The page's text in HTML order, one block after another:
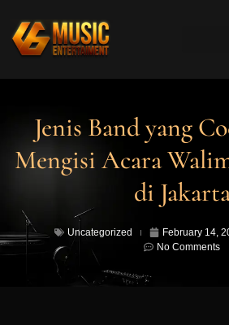
Jenis Band yang
Mengisi Acara
di
Uncategorized February 14,
No Comments